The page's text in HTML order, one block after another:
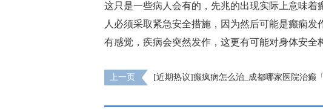
这只是一些病人会有的，先兆的出现实际上意味
人必须采取紧急安全措施，因为然后可能是癫痫
有感觉，疾病会突然发作，这更有可能对身体安全
上一页
[近期热议]癫疯病怎么治_成都哪家医院治癫